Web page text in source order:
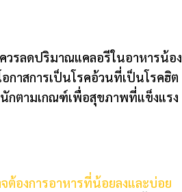
วรลดปริมาณแคลอรีในอาหารน้อง
าสการเป็นโรคอ้วนที่เป็นโรคฮิต
กตามเกณฑ์เพื่อสุขภาพที่แข็งแรง
ต้องการอาหารที่น้อยลงและบ่อย